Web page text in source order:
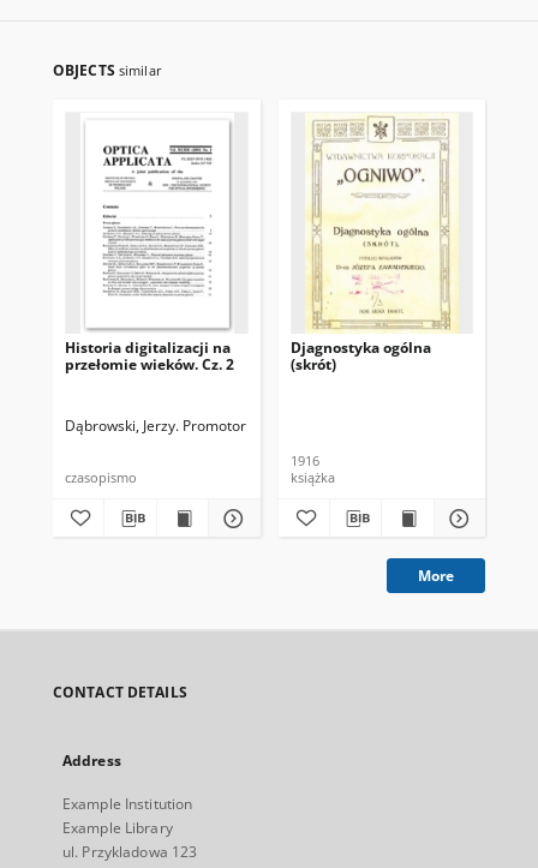
OBJECTS similar
Historia digitalizacji na
przełomie wieków. Cz. 2
Dąbrowski, Jerzy. Promotor
czasopismo
Djagnostyka ogólna
(skrót)
1916
książka
More
CONTACT DETAILS
Address
Example Institution
Example Library
ul. Przykladowa 123